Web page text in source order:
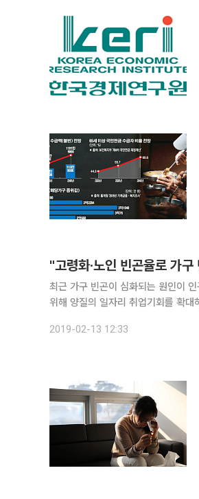
"고령화·노인 빈곤율로 가
최근 가구 빈곤이 심화되는 원인이 인구 고령화와 노
위해 양질의 일자리 취업기회를 확대하
2019-02-13 12:33